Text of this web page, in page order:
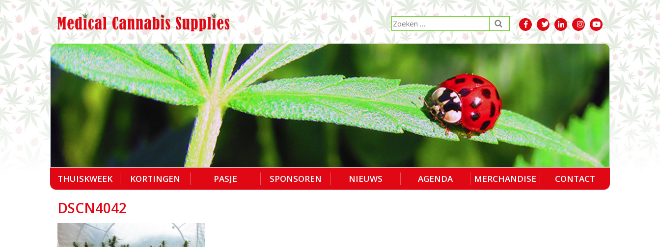
THUISKWEEK KORTINGEN PASJE SPONSOREN NIEUWS AGENDA MERCHANDISE CONTACT
DSCN4042